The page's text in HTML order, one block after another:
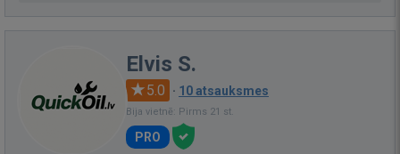
Elvis S.
5.0 · 10 atsauksmes
Bija vietnē: Pirms 21 st.
PRO